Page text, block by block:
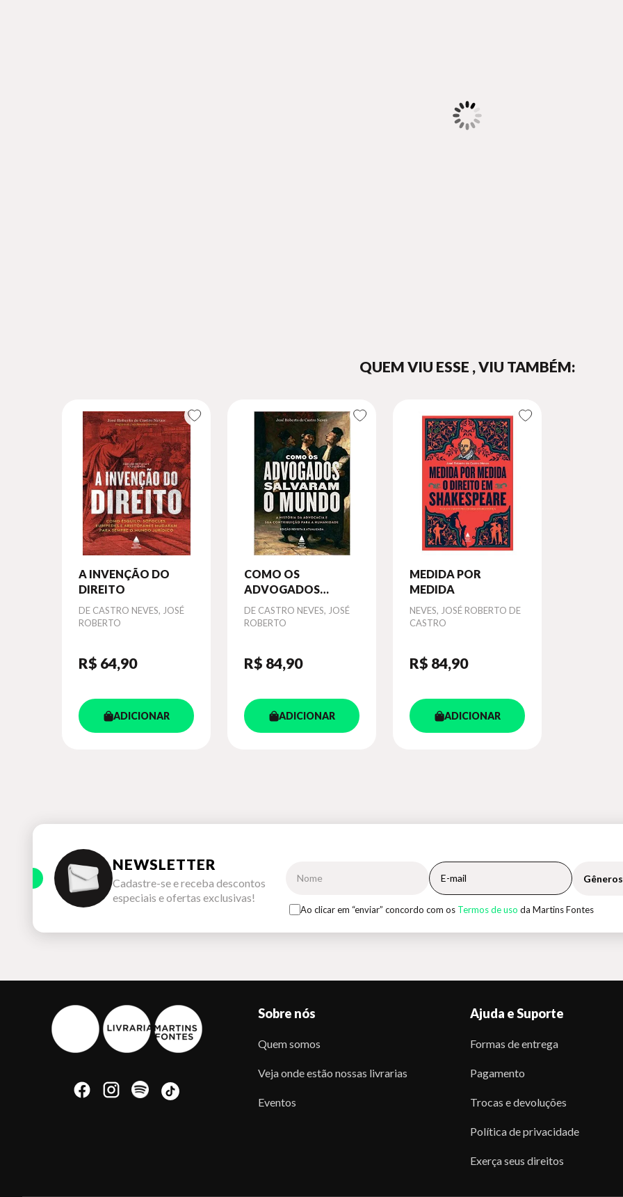
QUEM VIU ESSE , VIU TAMBÉM:
A INVENÇÃO DO
DIREITO
Autor
DE CASTRO NEVES, JOSÉ
ROBERTO
R$ 64,90
ADICIONAR
COMO OS
ADVOGADOS
SALVARAM O
MUNDO
Autor
DE CASTRO NEVES, JOSÉ
ROBERTO
R$ 84,90
ADICIONAR
MEDIDA POR
MEDIDA
Autor
NEVES, JOSÉ ROBERTO DE
CASTRO
R$ 84,90
ADICIONAR
NEWSLETTER
Cadastre-se e receba descontos
especiais e ofertas exclusivas!
Ao clicar em “enviar” concordo com os Termos de uso da Martins Fontes
Sobre nós
Quem somos
Veja onde estão nossas livrarias
Eventos
Ajuda e Suporte
Formas de entrega
Pagamento
Trocas e devoluções
Política de privacidade
Exerça seus direitos